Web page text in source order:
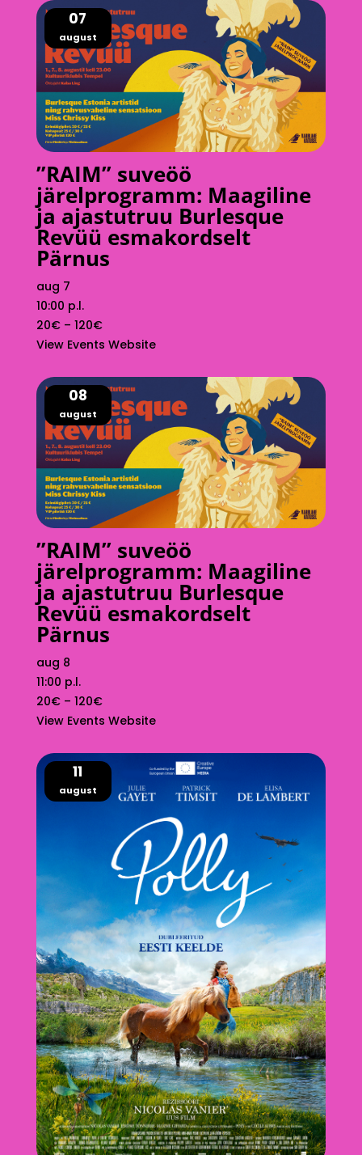
07
august
”RAIM” suveöö
järelprogramm: Maagiline
ja ajastutruu Burlesque
Revüü esmakordselt
Pärnus
aug 7
10:00 p.l.
20€ – 120€
View Events Website
08
august
”RAIM” suveöö
järelprogramm: Maagiline
ja ajastutruu Burlesque
Revüü esmakordselt
Pärnus
aug 8
11:00 p.l.
20€ – 120€
View Events Website
11
august